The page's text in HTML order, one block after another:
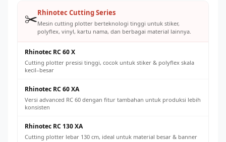
Standar QC yang ketat = pelanggan repeat order dan
referral
✂️Rhinotec Cutting Series
Mesin cutting plotter berteknologi tinggi untuk stiker,
polyflex, vinyl, kartu nama, dan berbagai material lainnya.
Rhinotec RC 60 X
Cutting plotter presisi tinggi, cocok untuk stiker & polyflex skala
kecil–besar
Rhinotec RC 60 XA
Versi advanced RC 60 dengan fitur tambahan untuk produksi lebih
konsisten
Rhinotec RC 130 XA
Cutting plotter lebar 130 cm, ideal untuk material besar & banner